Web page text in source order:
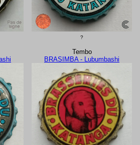
?
Tembo
BRASIMBA - Lubumbashi